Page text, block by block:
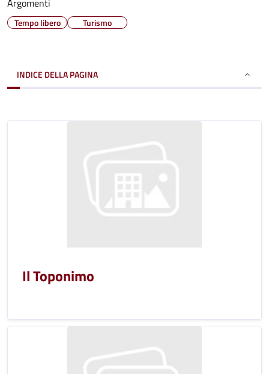
Argomenti
Tempo libero Turismo
INDICE DELLA PAGINA
Il Toponimo